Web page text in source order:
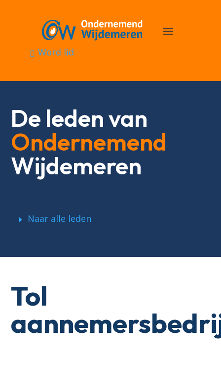
Word lid
De leden van
Ondernemend
Wijdemeren
Naar alle leden
Tol